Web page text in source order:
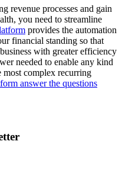
revenue processes and gain
you need to streamline
provides the automation
financial standing so that
with greater efficiency
needed to enable any kind
complex recurring
answer the questions